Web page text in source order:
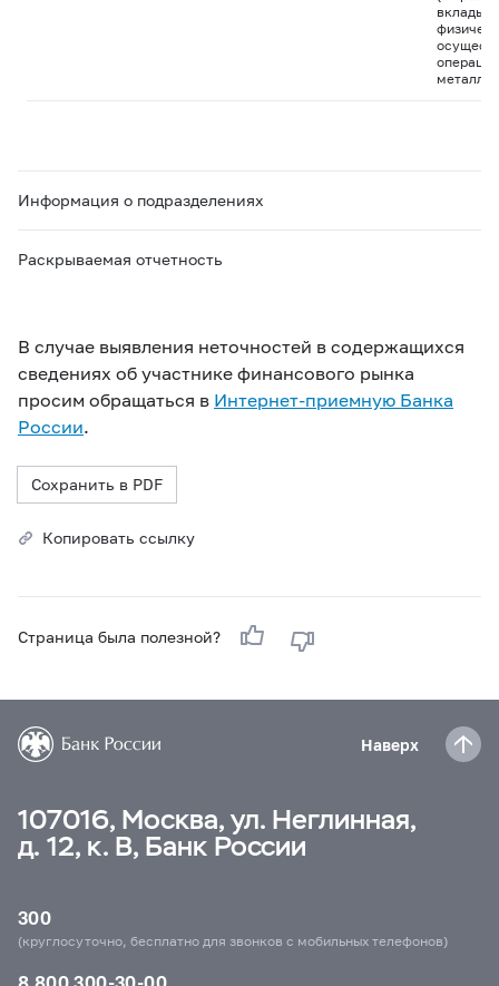
вклады
Информация о подразделениях
Раскрываемая отчетность
В случае выявления неточностей в содержащихся
сведениях об участнике финансового рынка
просим обращаться в Интернет-приемную Банка
России.
Сохранить в PDF
Копировать ссылку
Страница была полезной?
Наверх
107016, Москва, ул. Неглинная,
д. 12, к. В, Банк России
300
(круглосуточно, бесплатно для звонков с мобильных телефонов)